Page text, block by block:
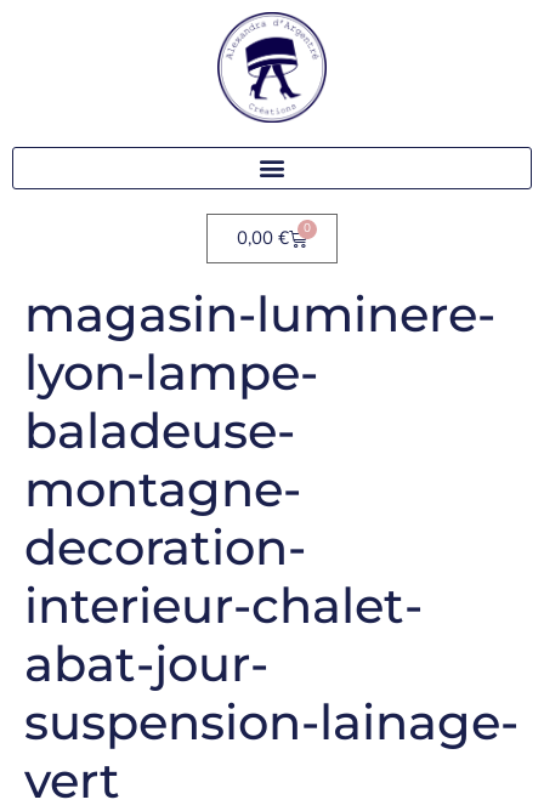
0,00 € 0
magasin-luminere-
lyon-lampe-
baladeuse-
montagne-
decoration-
interieur-chalet-
abat-jour-
suspension-lainage-
vert